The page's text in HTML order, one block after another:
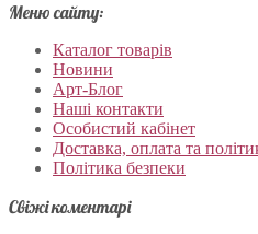
Меню сайту:
Каталог товарів
Новини
Арт-Блог
Наші контакти
Особистий кабінет
Доставка, оплата та
Політика безпеки
Свіжі коментарі